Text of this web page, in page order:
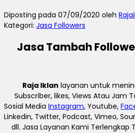
Diposting pada 07/09/2020 oleh
Kategori: Jasa Followers
Jasa Tambah
Raja Iklan layanan untuk
Subscriber, likes, Views Atau Jam
Sosial Media Instagram, Youtube,
Linkedin, Twitter, Podcast, Vimeo,
dll. Jasa Layanan Kami Terlengkap